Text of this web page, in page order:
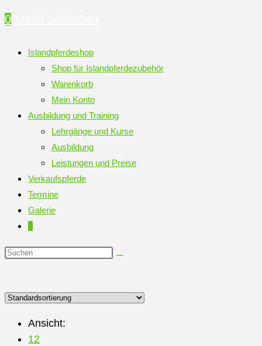
0
Islandpferdeshop
Shop für Islandpferdezubehör
Warenkorb
Mein Konto
Ausbildung und Training
Lehrgänge und Kurse
Ausbildung
Leistungen und Preise
Verkaufspferde
Termine
Galerie
0
Diese
Ansicht:
12